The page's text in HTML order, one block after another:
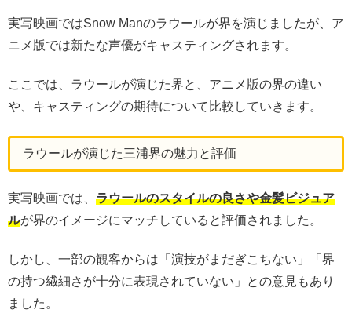
実写映画ではSnow Manのラウールが界を演じましたが、ア
ニメ版では新たな声優がキャスティングされます。
ここでは、ラウールが演じた界と、アニメ版の界の違い
や、キャスティングの期待について比較していきます。
ラウールが演じた三浦界の魅力と評価
実写映画では、 ラウールのスタイルの良さや金髪ビジュア
ルが界のイメージにマッチしていると評価されました。
しかし、一部の観客からは「演技がまだぎこちない」「界
の持つ繊細さが十分に表現されていない」との意見もあり
ました。